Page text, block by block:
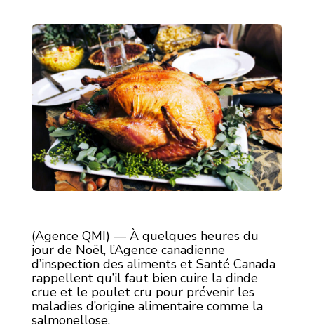
(Agence QMI) — À quelques heures du
jour de Noël, l’Agence canadienne
d’inspection des aliments et Santé Canada
rappellent qu’il faut bien cuire la dinde
crue et le poulet cru pour prévenir les
maladies d’origine alimentaire comme la
salmonellose.